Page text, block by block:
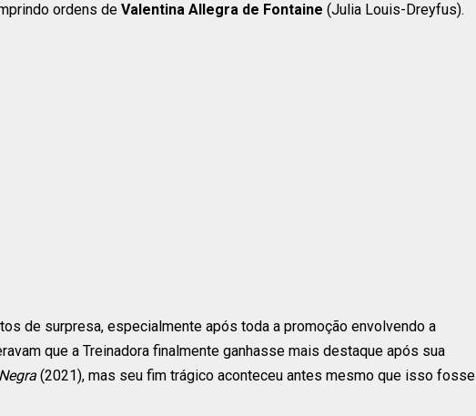
ordens de Valentina Allegra de Fontaine (Julia Louis-Dreyfus).
de surpresa, especialmente após toda a promoção envolvendo a
que a Treinadora finalmente ganhasse mais destaque após sua
(2021), mas seu fim trágico aconteceu antes mesmo que isso fosse